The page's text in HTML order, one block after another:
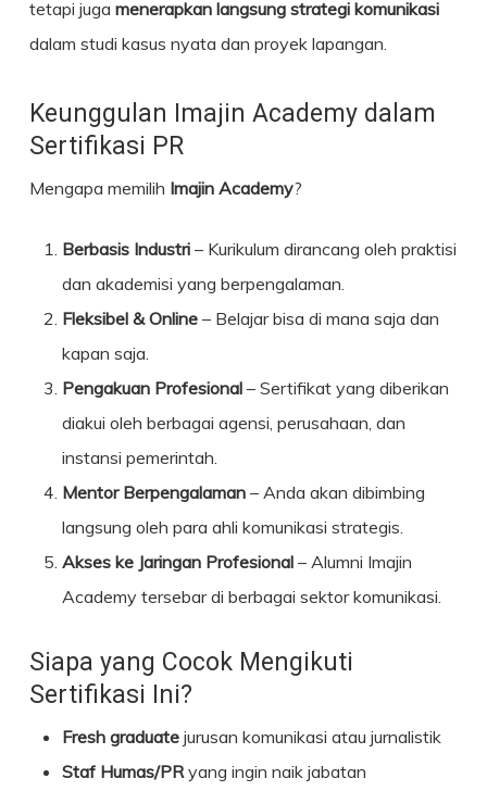
tetapi juga menerapkan langsung strategi komunikasi
dalam studi kasus nyata dan proyek lapangan.
Keunggulan Imajin Academy dalam
Sertifikasi PR
Mengapa memilih Imajin Academy?
Berbasis Industri– Kurikulum dirancang oleh praktisi
dan akademisi yang berpengalaman.
Fleksibel & Online– Belajar bisa di mana saja dan
kapan saja.
Pengakuan Profesional– Sertifikat yang diberikan
diakui oleh berbagai agensi, perusahaan, dan
instansi pemerintah.
Mentor Berpengalaman– Anda akan dibimbing
langsung oleh para ahli komunikasi strategis.
Akses ke Jaringan Profesional– Alumni Imajin
Academy tersebar di berbagai sektor komunikasi.
Siapa yang Cocok Mengikuti
Sertifikasi Ini?
Fresh graduatejurusan komunikasi atau jurnalistik
Staf Humas/PRyang ingin naik jabatan